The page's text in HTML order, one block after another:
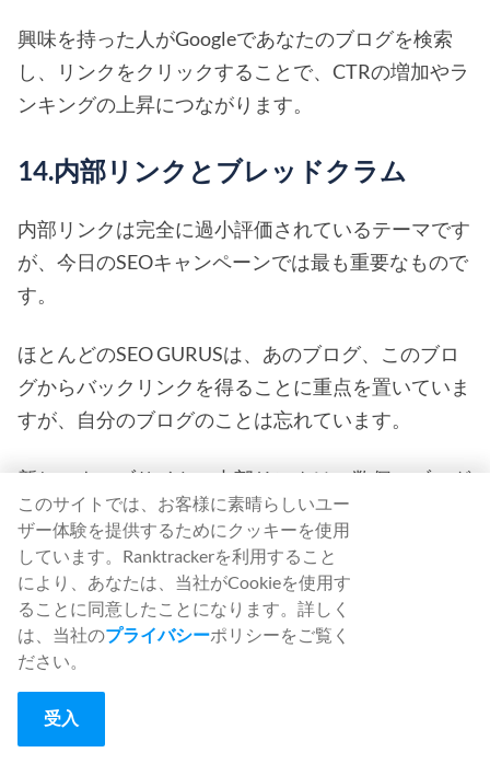
興味を持った人がGoogleであなたのブログを検索
し、リンクをクリックすることで、CTRの増加やラ
ンキングの上昇につながります。
14.内部リンクとブレッドクラム
内部リンクは完全に過小評価されているテーマです
が、今日のSEOキャンペーンでは最も重要なもので
す。
ほとんどのSEO GURUSは、あのブログ、このブロ
グからバックリンクを得ることに重点を置いていま
すが、自分のブログのことは忘れています。
新しいウェブサイトの内部リンクは、数個のブログ
記事であれば簡単ですが、数千のブログ記事を持つ
大規模なブログの場合、内部リンクは頭痛の種にな
ります。
Link WhisperやInternal Link Juicerという
利なプラグインを使えば、内部リンクを自動化する
ことができます。
このサイトでは、お客様に素晴らしいユー
ザー体験を提供するためにクッキーを使用
しています。Ranktrackerを利用すること
により、あなたは、当社がCookieを使用す
ることに同意したことになります。詳しく
は、当社のプライバシーポリシーをご覧く
ださい。
受入